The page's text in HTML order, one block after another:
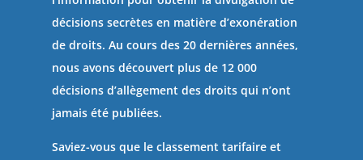
décisions secrètes en matière d’exonération
de droits. Au cours des 20 dernières années,
nous avons découvert plus de 12 000
décisions d’allègement des droits qui n’ont
jamais été publiées.
Saviez-vous que le classement tarifaire et